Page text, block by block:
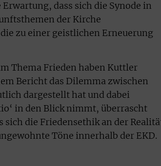
dass sich die Synode in
der Kirche
zu einer geistlichen Erneuerung
Thema Frieden haben Kuttler
Bericht das Dilemma zwischen
dargestellt hat und dabei
in den Blick nimmt, überrascht
die Friedensethik an der
Töne innerhalb der EKD.